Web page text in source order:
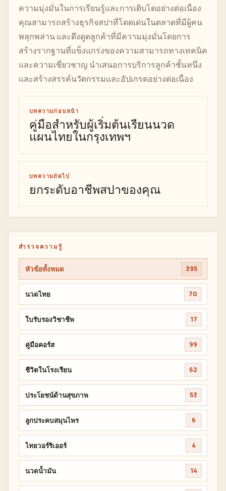
ความมุ่งมั่นในการเรียนรู้และการเติบโตอย่างต่อเนื่อง
คุณสามารถสร้างธุรกิจสปาที่โดดเด่นในตลาดที่มีผู้คน
พลุกพล่าน และดึงดูดลูกค้าที่มีความมุ่งมั่นโดยการ
สร้างรากฐานที่แข็งแกร่งของความสามารถทางเทคนิค
และความเชี่ยวชาญ นำเสนอการบริการลูกค้าชั้นหนึ่ง
และสร้างสรรค์นวัตกรรมและอัปเกรดอย่างต่อเนื่อง
บทความก่อนหน้า
คู่มือสำหรับผู้เริ่มต้นเรียนนวด
แผนไทยในกรุงเทพฯ
บทความถัดไป
ยกระดับอาชีพสปาของคุณ
สำรวจความรู้
หัวข้อทั้งหมด 395
นวดไทย 70
ใบรับรองวิชาชีพ 17
คู่มือคอร์ส 99
ชีวิตในโรงเรียน 62
ประโยชน์ด้านสุขภาพ 53
ลูกประคบสมุนไพร 6
ไทยวอร์ริเออร์ 4
นวดน้ำมัน 14